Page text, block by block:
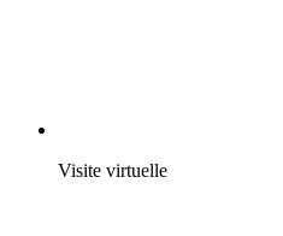
Visite virtuelle